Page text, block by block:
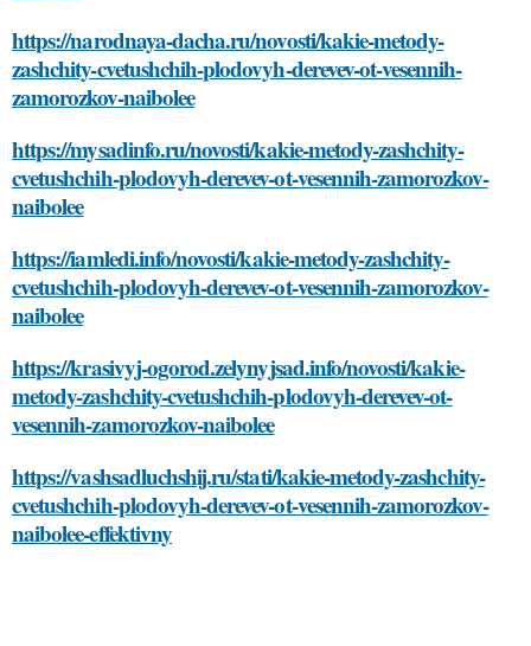
https://narodnaya-dacha.ru/novosti/kakie-metody-
zashchity-cvetushchih-plodovyh-derevev-ot-vesennih-
zamorozkov-naibolee
https://mysadinfo.ru/novosti/kakie-metody-zashchity-
cvetushchih-plodovyh-derevev-ot-vesennih-zamorozkov-
naibolee
https://iamledi.info/novosti/kakie-metody-zashchity-
cvetushchih-plodovyh-derevev-ot-vesennih-zamorozkov-
naibolee
https://krasivyj-ogorod.zelynyjsad.info/novosti/kakie-
metody-zashchity-cvetushchih-plodovyh-derevev-ot-
vesennih-zamorozkov-naibolee
https://vashsadluchshij.ru/stati/kakie-metody-zashchity-
cvetushchih-plodovyh-derevev-ot-vesennih-zamorozkov-
naibolee-effektivny